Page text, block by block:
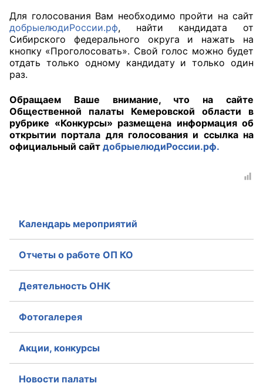
оказания услуг
О Палате
Структура Палаты
Комиссии
Экспертный совет ОП КО
Совет ОП КО
Документы ОП КО
Регламент ОП КО
Положения
Рекомендации
Порядок работы ЦОН
Для голосования Вам необходимо пройти на сайт
добрыелюдиРоссии.рф, найти кандидата от
Сибирского федерального округа и нажать на
кнопку «Проголосовать». Свой голос можно будет
отдать только одному кандидату и только один
раз.
Обращаем Ваше внимание, что на сайте
Общественной палаты Кемеровской области в
рубрике «Конкурсы» размещена информация об
открытии портала для голосования и ссылка на
официальный сайт добрыелюдиРоссии.рф.
Календарь мероприятий
Отчеты о работе ОП КО
Деятельность ОНК
Фотогалерея
Акции, конкурсы
Новости палаты